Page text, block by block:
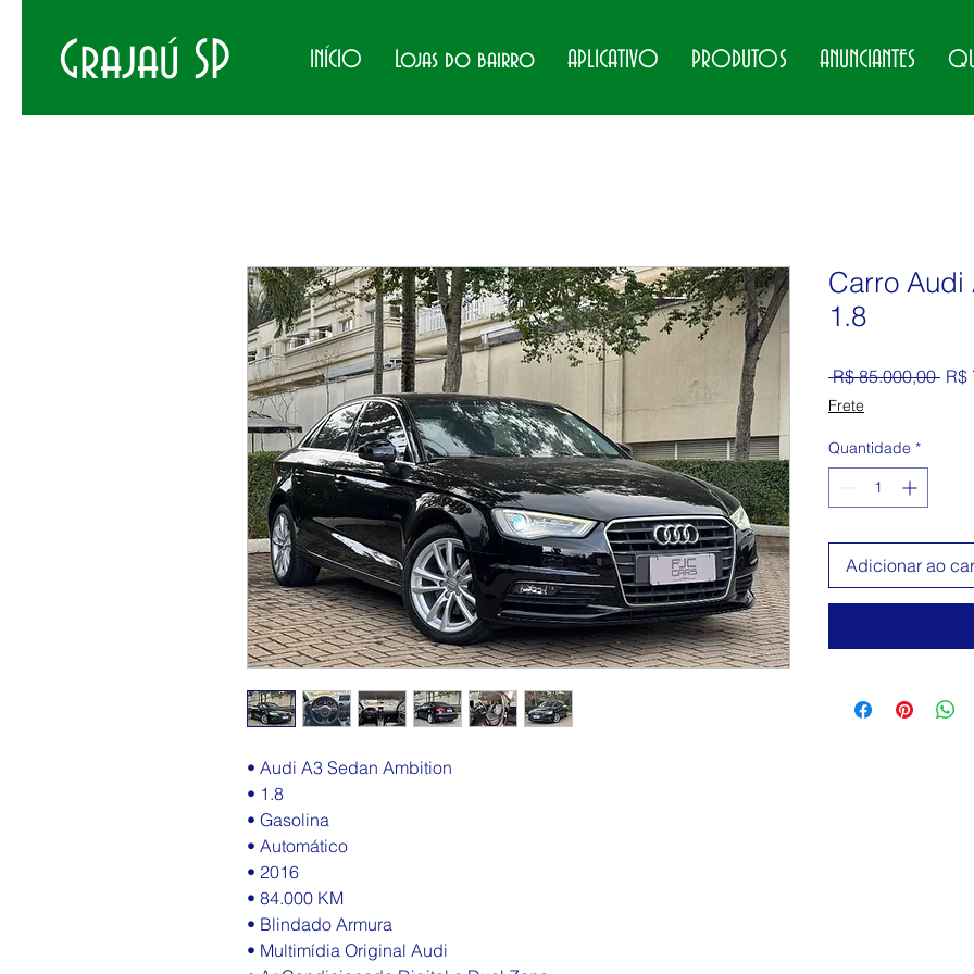
Grajaú SP INÍCIO Lojas do bairro APLICATIVO PRODUTOS ANUNCIANTES
• Audi A3 Sedan Ambition
• 1.8
• Gasolina
• Automático
• 2016
• 84.000 KM
• Blindado Armura
• Multimídia Original Audi
Carro Audi
1.8
R$ 85.000,00 R$
Frete
Quantidade *
Adicionar ao